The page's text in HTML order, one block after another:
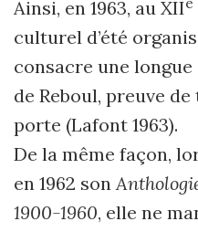
Ainsi, en 1963, au XII
culturel d’été
consacre une
de Reboul, preuve
porte (Lafont 1963).
De la même façon,
en 1962 son
1900-1960, elle ne